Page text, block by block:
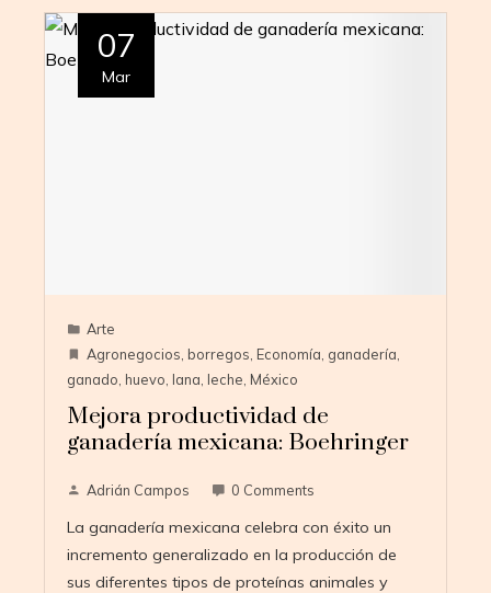
07
Mar
Arte
Agronegocios borregos Economía ganadería
ganado huevo lana leche México
Mejora productividad de
ganadería mexicana: Boehringer
Adrián Campos 0 Comments
La ganadería mexicana celebra con éxito un
incremento generalizado en la producción de
sus diferentes tipos de proteínas animales y